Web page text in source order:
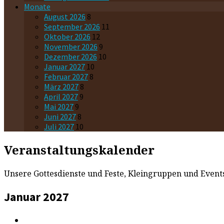
Monate
August 2026 8
September 2026 11
Oktober 2026 12
November 2026 9
Dezember 2026 10
Januar 2027 10
Februar 2027 8
März 2027 8
April 2027 9
Mai 2027 9
Juni 2027 8
Juli 2027 10
Veranstaltungskalender
Unsere Gottesdienste und Feste, Kleingruppen und
Januar 2027